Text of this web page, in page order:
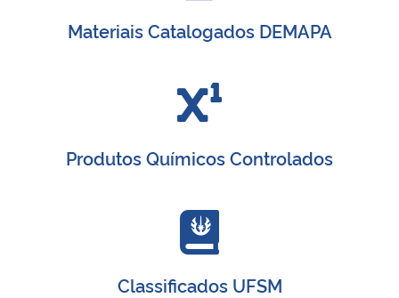
Materiais Catalogados DEMAPA
Produtos Químicos Controlados
Classificados UFSM